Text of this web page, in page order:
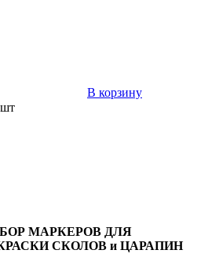
В корзину
шт
МАРКЕРОВ ДЛЯ
СКОЛОВ и ЦАРАПИН